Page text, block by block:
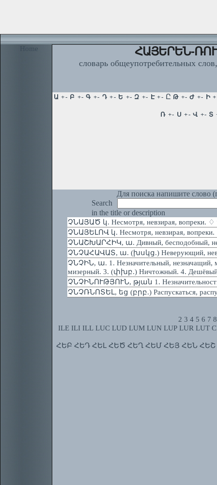
Home ՀԱՅԵՐԵՆ-
словарь общеупотребительных
Для поиска напишите слово
Search
in the title or description
ՉՆԱՅԱԾ կ. Несмотря, невзирая, вопреки.
ՉՆԱՅԵԼՈՎ կ. Несмотря, невзирая,
ՉՆԱՇԽԱՐՀԻԿ, ա. Дивный, бесподобный,
ՉՆՉԱՀԱՎԱՏ, ա. (խսկց.) Неверующий,
ՉՆՉԻՆ, ա. 1. Незначительный, незначащий,
мизерный. 3. (փխբ.) Ничтожный. 4.
ՉՆՉԻՆՈՒԹՅՈՒՆ, թյան 1.
ՉՆՉՌՆՈՏԵԼ, եց (բրբ.) Распускаться,
2 3 4 5 6 7 8
ILE ILI ILL LUC LUD LUM LUN LUP LUR LUT
ՀԵԲ ՀԵԴ ՀԵԼ ՀԵԾ ՀԵՂ ՀԵՄ ՀԵՅ ՀԵՆ ՀԵՇ